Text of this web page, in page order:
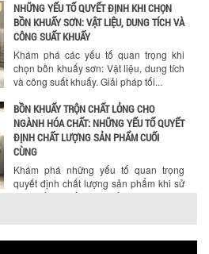
NHỮNG YẾU TỐ QUYẾT ĐỊNH KHI CHỌN
BỒN KHUẤY SƠN: VẬT LIỆU, DUNG TÍCH VÀ
CÔNG SUẤT KHUẤY
Khám phá các yếu tố quan trọng khi
chọn bồn khuấy sơn: Vật liệu, dung tích
và công suất khuấy. Giải pháp tối...
BỒN KHUẤY TRỘN CHẤT LỎNG CHO
NGÀNH HÓA CHẤT: NHỮNG YẾU TỐ QUYẾT
ĐỊNH CHẤT LƯỢNG SẢN PHẨM CUỐI
CÙNG
Khám phá những yếu tố quan trọng
quyết định chất lượng sản phẩm khi sử
dụng bồn khuấy trộn chất lỏng trong...
ĐÚNG DỤNG CỤ KHUẤY SƠN CHO DÂY